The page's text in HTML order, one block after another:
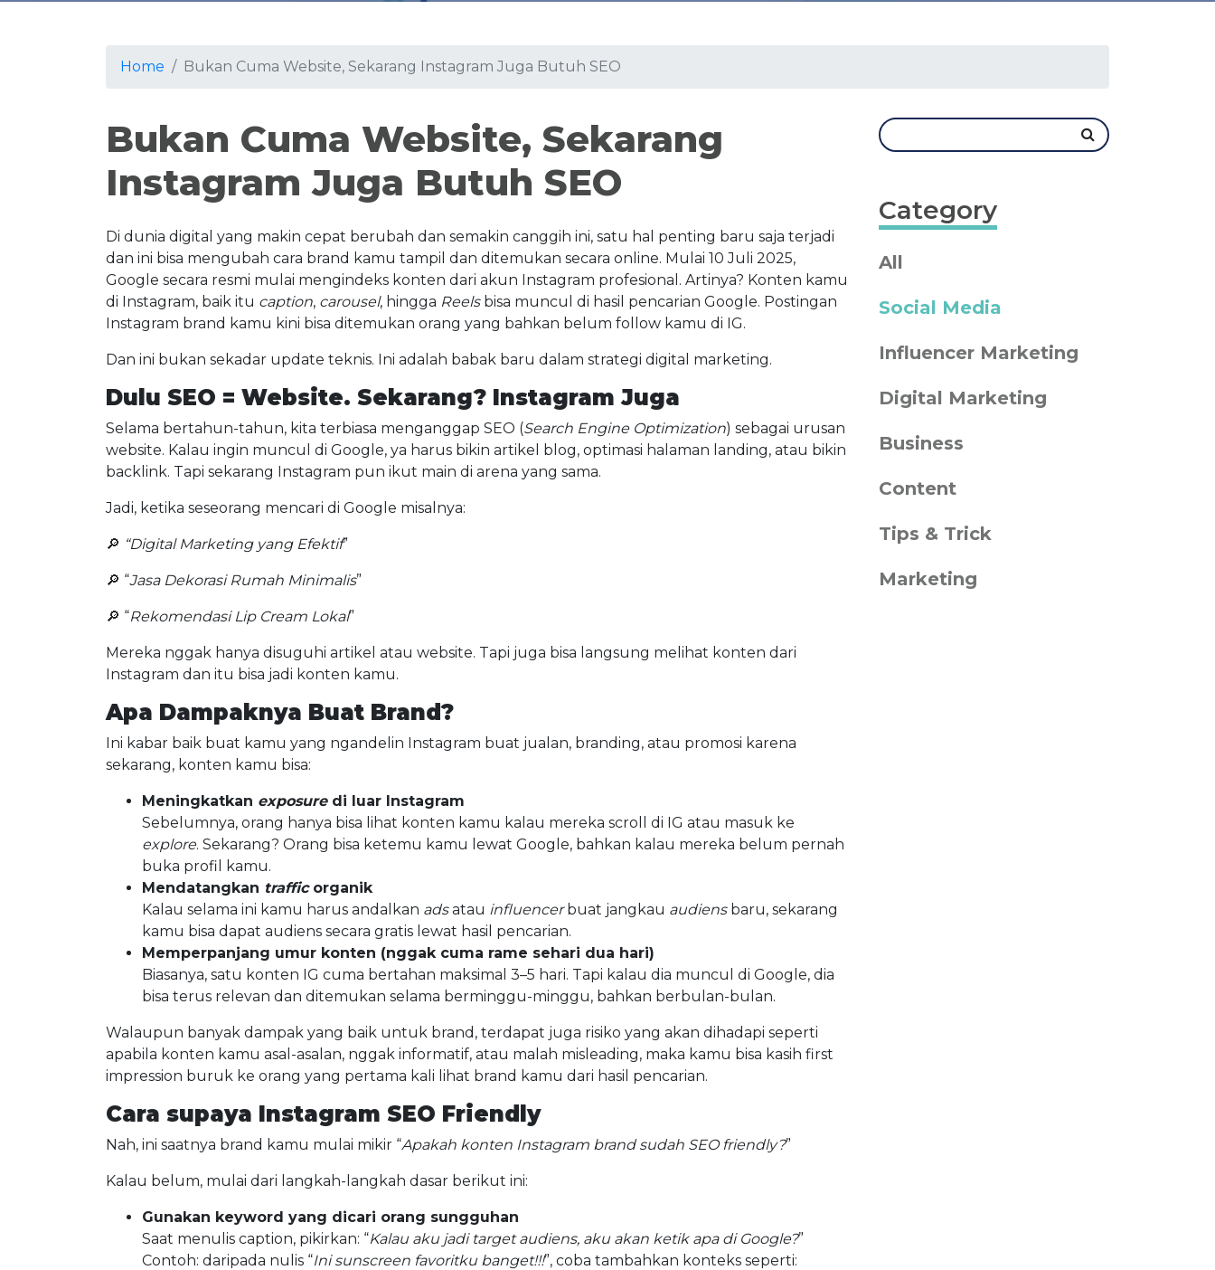
Home Bukan Cuma Website, Sekarang Instagram Juga Butuh SEO
Bukan Cuma Website, Sekarang
Instagram Juga Butuh SEO
Di dunia digital yang makin cepat berubah dan semakin canggih ini, satu hal penting baru saja terjadi
dan ini bisa mengubah cara brand kamu tampil dan ditemukan secara online. Mulai 10 Juli 2025,
Google secara resmi mulai mengindeks konten dari akun Instagram profesional. Artinya? Konten kamu
di Instagram, baik itu caption, carousel, hingga Reels bisa muncul di hasil pencarian Google. Postingan
Instagram brand kamu kini bisa ditemukan orang yang bahkan belum follow kamu di IG.
Dan ini bukan sekadar update teknis. Ini adalah babak baru dalam strategi digital marketing.
Dulu SEO = Website. Sekarang? Instagram Juga
Selama bertahun-tahun, kita terbiasa menganggap SEO (Search Engine Optimization) sebagai urusan
website. Kalau ingin muncul di Google, ya harus bikin artikel blog, optimasi halaman landing, atau bikin
backlink. Tapi sekarang Instagram pun ikut main di arena yang sama.
Jadi, ketika seseorang mencari di Google misalnya:
🔎 “Digital Marketing yang Efektif”
🔎 “Jasa Dekorasi Rumah Minimalis”
🔎 “Rekomendasi Lip Cream Lokal”
Mereka nggak hanya disuguhi artikel atau website. Tapi juga bisa langsung melihat konten dari
Instagram dan itu bisa jadi konten kamu.
Apa Dampaknya Buat Brand?
Ini kabar baik buat kamu yang ngandelin Instagram buat jualan, branding, atau promosi karena
sekarang, konten kamu bisa:
Meningkatkan exposure di luar Instagram
Sebelumnya, orang hanya bisa lihat konten kamu kalau mereka scroll di IG atau masuk ke
explore. Sekarang? Orang bisa ketemu kamu lewat Google, bahkan kalau mereka belum pernah
buka profil kamu.
Mendatangkan traffic organik
Kalau selama ini kamu harus andalkan adsatau influencerbuat jangkau audiens baru, sekarang
kamu bisa dapat audiens secara gratis lewat hasil pencarian.
Memperpanjang umur konten (nggak cuma rame sehari dua hari)
Biasanya, satu konten IG cuma bertahan maksimal 3–5 hari. Tapi kalau dia muncul di Google, dia
bisa terus relevan dan ditemukan selama berminggu-minggu, bahkan berbulan-bulan.
Walaupun banyak dampak yang baik untuk brand, terdapat juga risiko yang akan dihadapi seperti
apabila konten kamu asal-asalan, nggak informatif, atau malah misleading, maka kamu bisa kasih first
impression buruk ke orang yang pertama kali lihat brand kamu dari hasil pencarian.
Cara supaya Instagram SEO Friendly
Nah, ini saatnya brand kamu mulai mikir “Apakah konten Instagram brand sudah SEO friendly?”
Kalau belum, mulai dari langkah-langkah dasar berikut ini:
Gunakan keyword yang dicari orang sungguhan
Saat menulis caption, pikirkan: “Kalau aku jadi target audiens, aku akan ketik apa di Google?”
Contoh: daripada nulis “Ini sunscreen favoritku banget!!!”, coba tambahkan konteks seperti:
Category
All
Social Media
Influencer Marketing
Digital Marketing
Business
Content
Tips & Trick
Marketing